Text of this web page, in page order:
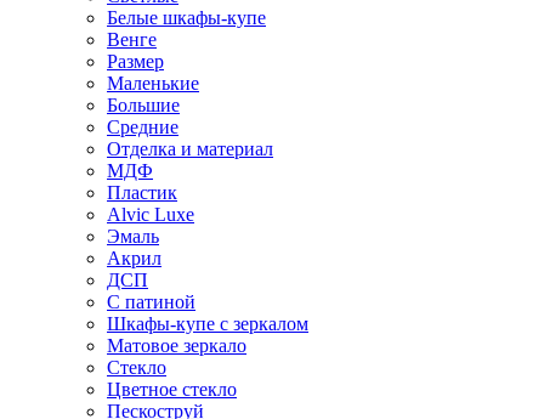
Белые шкафы-купе
Венге
Размер
Маленькие
Большие
Средние
Отделка и материал
МДФ
Пластик
Alvic Luxe
Эмаль
Акрил
ДСП
С патиной
Шкафы-купе с зеркалом
Матовое зеркало
Стекло
Цветное стекло
Пескоструй